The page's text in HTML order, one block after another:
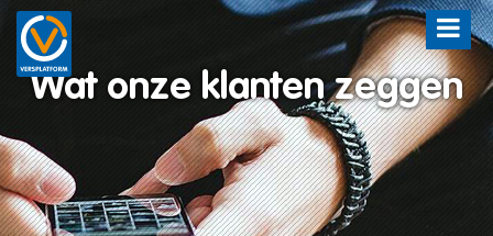
Wat onze klanten zeggen